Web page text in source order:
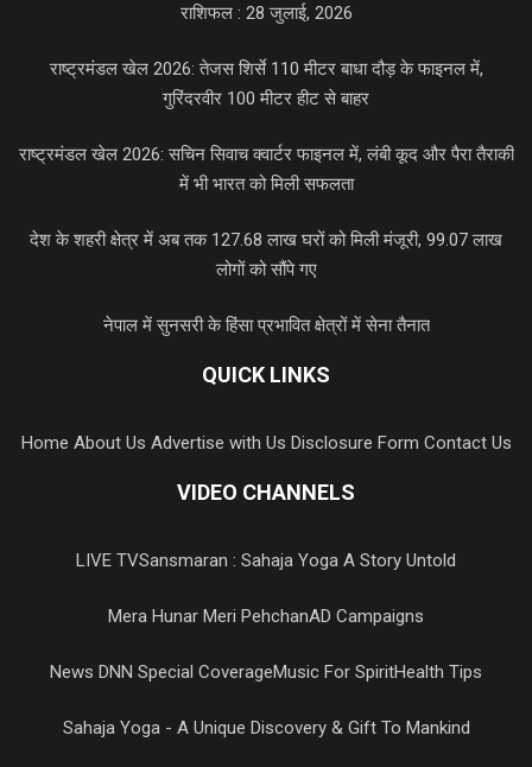
राशिफल : 28 जुलाई, 2026
राष्ट्रमंडल खेल 2026: तेजस शिर्से 110 मीटर बाधा दौड़ के फाइनल में,
गुरिंदरवीर 100 मीटर हीट से बाहर
राष्ट्रमंडल खेल 2026: सचिन सिवाच क्वार्टर फाइनल में, लंबी कूद और पैरा तैराकी
में भी भारत को मिली सफलता
देश के शहरी क्षेत्र में अब तक 127.68 लाख घरों को मिली मंजूरी, 99.07 लाख
लोगों को सौंपे गए
नेपाल में सुनसरी के हिंसा प्रभावित क्षेत्रों में सेना तैनात
QUICK LINKS
Home About Us Advertise with Us Disclosure Form Contact Us
VIDEO CHANNELS
LIVE TVSansmaran : Sahaja Yoga A Story Untold
Mera Hunar Meri PehchanAD Campaigns
News DNN Special CoverageMusic For SpiritHealth Tips
Sahaja Yoga - A Unique Discovery & Gift To Mankind